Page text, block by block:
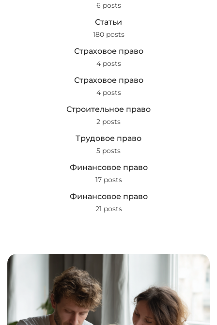
6 posts
Статьи
180 posts
Страховое право
4 posts
Страховое право
4 posts
Строительное право
2 posts
Трудовое право
5 posts
Финансовое право
17 posts
Финансовое право
21 posts